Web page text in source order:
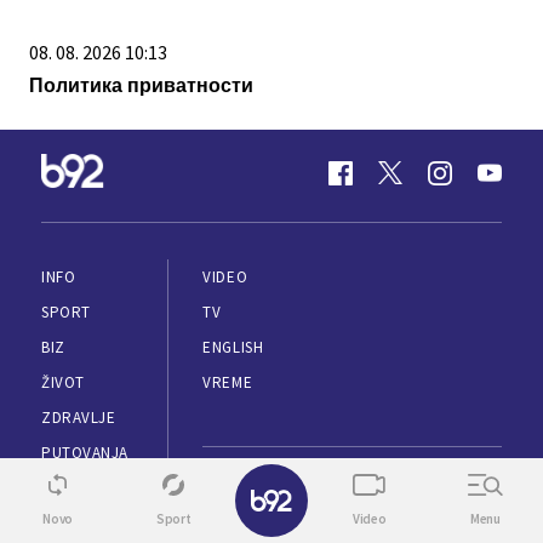
08. 08. 2026 10:13
Политика приватности
INFO
SPORT
BIZ
ŽIVOT
ZDRAVLJE
PUTOVANJA
KULTURA
SUPERŽENA
VIDEO
TV
ENGLISH
VREME
MARKETING
Novo Sport Video Menu
✕